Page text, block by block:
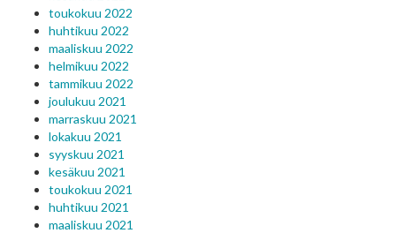
toukokuu 2022
huhtikuu 2022
maaliskuu 2022
helmikuu 2022
tammikuu 2022
joulukuu 2021
marraskuu 2021
lokakuu 2021
syyskuu 2021
kesäkuu 2021
toukokuu 2021
huhtikuu 2021
maaliskuu 2021